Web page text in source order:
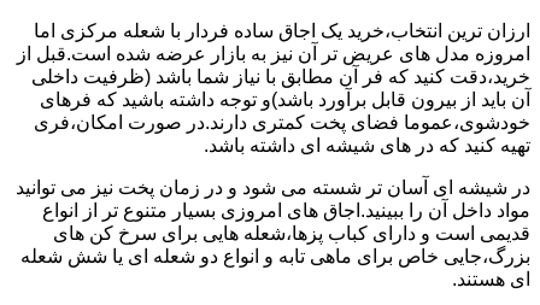
ارزان ترین انتخاب،خرید یک اجاق ساده فردار با شعله مرکزی اما
امروزه مدل های عریض تر آن نیز به بازار عرضه شده است.قبل از
خرید،دقت کنید که فر آن مطابق با نیاز شما باشد (ظرفیت داخلی
آن باید از بیرون قابل برآورد باشد)و توجه داشته باشید که فرهای
خودشوی،عموما فضای پخت کمتری دارند.در صورت امکان،فری
تهیه کنید که در های شیشه ای داشته باشد.
در شیشه ای آسان تر شسته می شود و در زمان پخت نیز می توانید
مواد داخل آن را ببینید.اجاق های امروزی بسیار متنوع تر از انواع
قدیمی است و دارای کباب پزها،شعله هایی برای سرخ کن های
بزرگ،جایی خاص برای ماهی تابه و انواع دو شعله ای یا شش شعله
ای هستند.